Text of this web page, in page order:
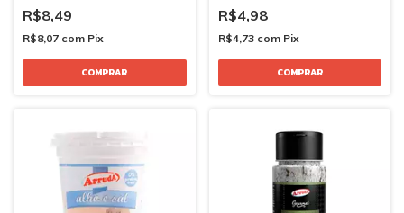
R$8,49
R$8,07 com Pix
R$4,98
R$4,73 com Pix